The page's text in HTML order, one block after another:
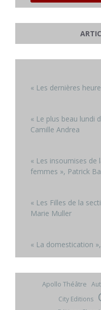
« Les dernières
« Le plus beau lundi
Camille Andrea
« Les insoumises de
femmes », Patrick
« Les Filles de la
Marie Muller
« La domestication
Apollo Théâtre
City Editions